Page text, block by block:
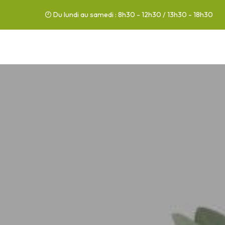
Du lundi au samedi : 8h30 - 12h30 / 13h30 - 18h30